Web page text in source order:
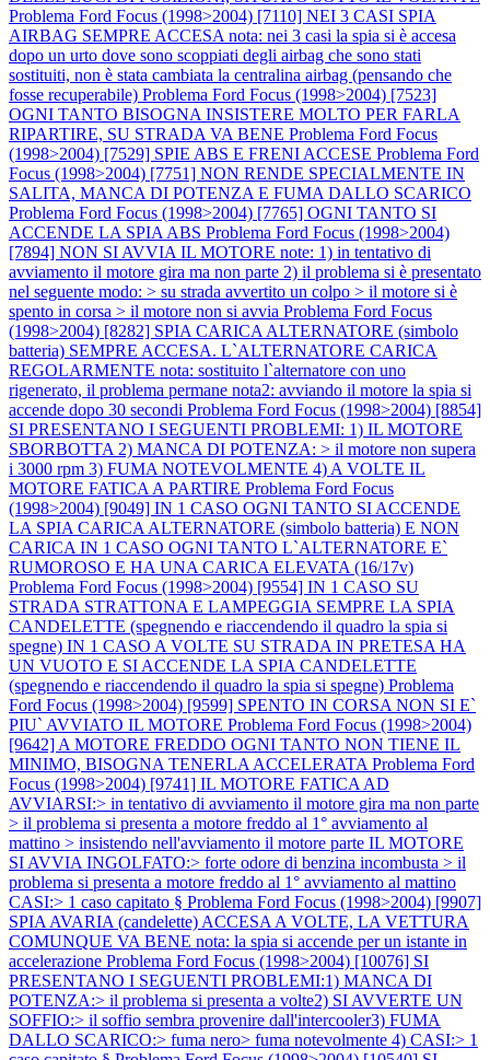
Problema Ford Focus (1998>2004) [7110] NEI 3 CASI SPIA
AIRBAG SEMPRE ACCESA nota: nei 3 casi la spia si è accesa
dopo un urto dove sono scoppiati degli airbag che sono stati
sostituiti, non è stata cambiata la centralina airbag (pensando che
fosse recuperabile) Problema Ford Focus (1998>2004) [7523]
OGNI TANTO BISOGNA INSISTERE MOLTO PER FARLA
RIPARTIRE, SU STRADA VA BENE Problema Ford Focus
(1998>2004) [7529] SPIE ABS E FRENI ACCESE Problema Ford
Focus (1998>2004) [7751] NON RENDE SPECIALMENTE IN
SALITA, MANCA DI POTENZA E FUMA DALLO SCARICO
Problema Ford Focus (1998>2004) [7765] OGNI TANTO SI
ACCENDE LA SPIA ABS Problema Ford Focus (1998>2004)
[7894] NON SI AVVIA IL MOTORE note: 1) in tentativo di
avviamento il motore gira ma non parte 2) il problema si è presentato
nel seguente modo: > su strada avvertito un colpo > il motore si è
spento in corsa > il motore non si avvia Problema Ford Focus
(1998>2004) [8282] SPIA CARICA ALTERNATORE (simbolo
batteria) SEMPRE ACCESA. L`ALTERNATORE CARICA
REGOLARMENTE nota: sostituito l`alternatore con uno
rigenerato, il problema permane nota2: avviando il motore la spia si
accende dopo 30 secondi Problema Ford Focus (1998>2004) [8854]
SI PRESENTANO I SEGUENTI PROBLEMI: 1) IL MOTORE
SBORBOTTA 2) MANCA DI POTENZA: > il motore non supera
i 3000 rpm 3) FUMA NOTEVOLMENTE 4) A VOLTE IL
MOTORE FATICA A PARTIRE Problema Ford Focus
(1998>2004) [9049] IN 1 CASO OGNI TANTO SI ACCENDE
LA SPIA CARICA ALTERNATORE (simbolo batteria) E NON
CARICA IN 1 CASO OGNI TANTO L`ALTERNATORE E`
RUMOROSO E HA UNA CARICA ELEVATA (16/17v)
Problema Ford Focus (1998>2004) [9554] IN 1 CASO SU
STRADA STRATTONA E LAMPEGGIA SEMPRE LA SPIA
CANDELETTE (spegnendo e riaccendendo il quadro la spia si
spegne) IN 1 CASO A VOLTE SU STRADA IN PRETESA HA
UN VUOTO E SI ACCENDE LA SPIA CANDELETTE
(spegnendo e riaccendendo il quadro la spia si spegne) Problema
Ford Focus (1998>2004) [9599] SPENTO IN CORSA NON SI E`
PIU` AVVIATO IL MOTORE Problema Ford Focus (1998>2004)
[9642] A MOTORE FREDDO OGNI TANTO NON TIENE IL
MINIMO, BISOGNA TENERLA ACCELERATA Problema Ford
Focus (1998>2004) [9741] IL MOTORE FATICA AD
AVVIARSI:> in tentativo di avviamento il motore gira ma non parte
> il problema si presenta a motore freddo al 1° avviamento al
mattino > insistendo nell'avviamento il motore parte IL MOTORE
SI AVVIA INGOLFATO:> forte odore di benzina incombusta > il
problema si presenta a motore freddo al 1° avviamento al mattino
CASI:> 1 caso capitato § Problema Ford Focus (1998>2004) [9907]
SPIA AVARIA (candelette) ACCESA A VOLTE, LA VETTURA
COMUNQUE VA BENE nota: la spia si accende per un istante in
accelerazione Problema Ford Focus (1998>2004) [10076] SI
PRESENTANO I SEGUENTI PROBLEMI:1) MANCA DI
POTENZA:> il problema si presenta a volte2) SI AVVERTE UN
SOFFIO:> il soffio sembra provenire dall'intercooler3) FUMA
DALLO SCARICO:> fuma nero> fuma notevolmente 4) CASI:> 1